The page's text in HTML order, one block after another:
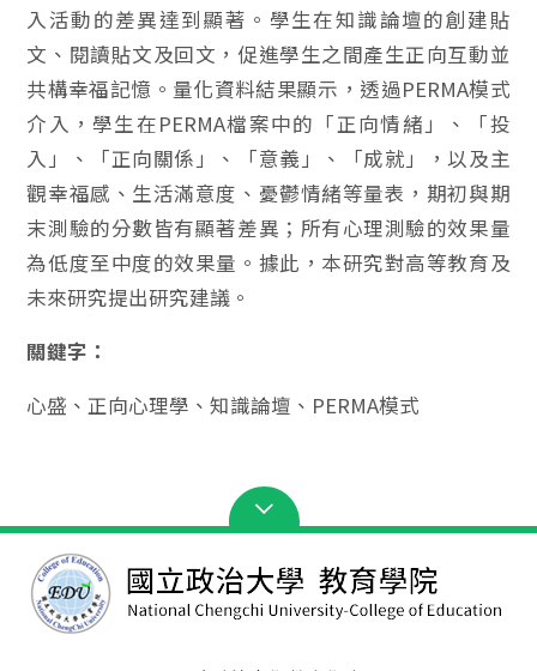
入活動的差異達到顯著。學生在知識論壇的創建貼
文、閱讀貼文及回文，促進學生之間產生正向互動並
共構幸福記憶。量化資料結果顯示，透過PERMA模式
介入，學生在PERMA檔案中的「正向情緒」、「投
入」、「正向關係」、「意義」、「成就」，以及主
觀幸福感、生活滿意度、憂鬱情緒等量表，期初與期
末測驗的分數皆有顯著差異；所有心理測驗的效果量
為低度至中度的效果量。據此，本研究對高等教育及
未來研究提出研究建議。
關鍵字：
心盛、正向心理學、知識論壇、PERMA模式